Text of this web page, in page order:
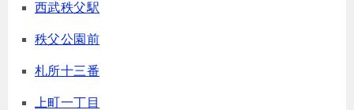
西武秩父駅
秩父公園前
札所十三番
上町一丁目